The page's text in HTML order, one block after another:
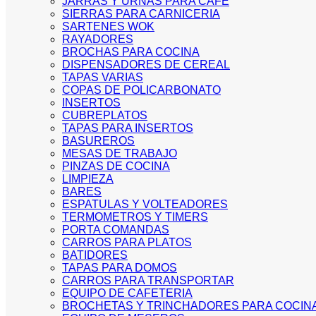
SIERRAS PARA CARNICERIA
SARTENES WOK
RAYADORES
BROCHAS PARA COCINA
DISPENSADORES DE CEREAL
TAPAS VARIAS
COPAS DE POLICARBONATO
INSERTOS
CUBREPLATOS
TAPAS PARA INSERTOS
BASUREROS
MESAS DE TRABAJO
PINZAS DE COCINA
LIMPIEZA
BARES
ESPATULAS Y VOLTEADORES
TERMOMETROS Y TIMERS
PORTA COMANDAS
CARROS PARA PLATOS
BATIDORES
TAPAS PARA DOMOS
CARROS PARA TRANSPORTAR
EQUIPO DE CAFETERIA
BROCHETAS Y TRINCHADORES PARA